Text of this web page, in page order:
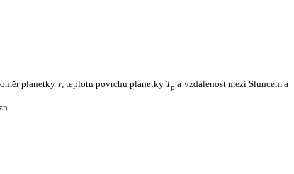
planetky r, teplotu povrchu planetky Tp a vzdálenost mezi Sluncem a